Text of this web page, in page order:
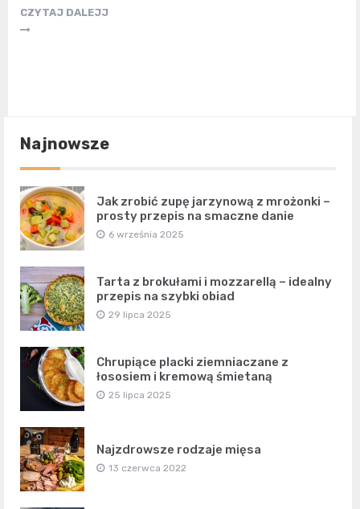
CZYTAJ DALEJJ
Najnowsze
Jak zrobić zupę jarzynową z mrożonki –
prosty przepis na smaczne danie
6 września 2025
Tarta z brokułami i mozzarellą – idealny
przepis na szybki obiad
29 lipca 2025
Chrupiące placki ziemniaczane z
łososiem i kremową śmietaną
25 lipca 2025
Najzdrowsze rodzaje mięsa
13 czerwca 2022